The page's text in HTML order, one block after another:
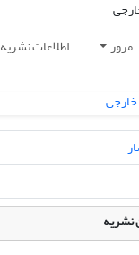
مرور اطلاعات نشریه
نشریه